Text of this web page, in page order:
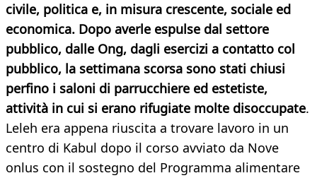
civile, politica e, in misura crescente, sociale ed
economica. Dopo averle espulse dal settore
pubblico, dalle Ong, dagli esercizi a contatto col
pubblico, la settimana scorsa sono stati chiusi
perfino i saloni di parrucchiere ed estetiste,
attività in cui si erano rifugiate molte disoccupate.
Leleh era appena riuscita a trovare lavoro in un
centro di Kabul dopo il corso avviato da Nove
onlus con il sostegno del Programma alimentare